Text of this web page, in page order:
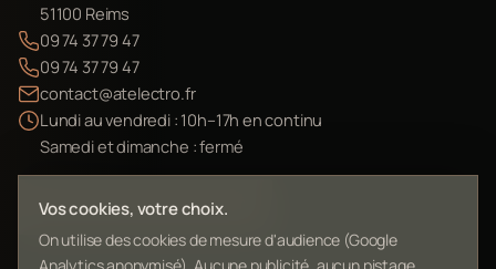
51100 Reims
09 74 37 79 47
09 74 37 79 47
contact@atelectro.fr
Lundi au vendredi : 10h–17h en continu
Samedi et dimanche : fermé
Envoyer mon matériel
Vos cookies, votre choix.
On utilise des cookies de mesure d'audience (Google